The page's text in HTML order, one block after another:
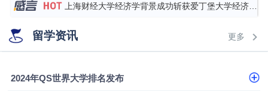
Offer
上海财经大学经济学背景成功斩获爱丁堡大学经济学
硕士录取
数学背景的他，靠“供应链”故事敲开哥大、宾大之门
专科逆袭伦敦大学学院UCL录取案例解析
留学资讯 更多
2024年QS世界大学排名发布